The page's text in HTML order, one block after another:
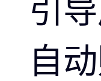
引
自